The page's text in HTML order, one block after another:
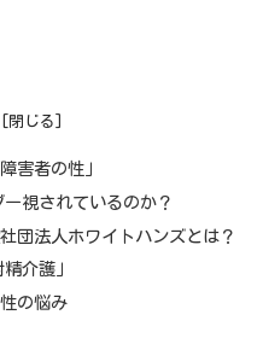
害者の性」
視されているのか？
団法人ホワイトハンズとは？
介護」
の悩み